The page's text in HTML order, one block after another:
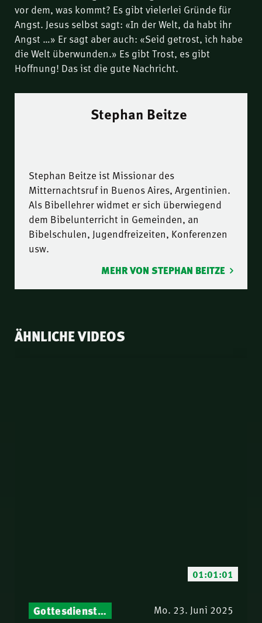
vor dem, was kommt? Es gibt vielerlei Gründe für
Angst. Jesus selbst sagt: «In der Welt, da habt ihr
Angst …» Er sagt aber auch: «Seid getrost, ich habe
die Welt überwunden.» Es gibt Trost, es gibt
Hoffnung! Das ist die gute Nachricht.
Stephan Beitze
Stephan Beitze ist Missionar des
Mitternachtsruf in Buenos Aires, Argentinien.
Als Bibellehrer widmet er sich überwiegend
dem Bibelunterricht in Gemeinden, an
Bibelschulen, Jugendfreizeiten, Konferenzen
usw.
MEHR VON STEPHAN BEITZE
ÄHNLICHE VIDEOS
01:01:01
Gottesdienst-Botschaften – Jeden Sonntag neu: Aktuelle Predigten vom Mitternachtsruf Mo. 23. Juni 2025